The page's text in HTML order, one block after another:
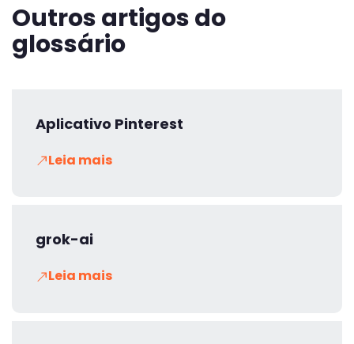
Outros artigos do
glossário
Aplicativo Pinterest
Leia mais
grok-ai
Leia mais